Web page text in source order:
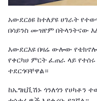
አውደርዕዩ ከተለያዩ ሀገራት
በሳይንስ ሙዝየም በትላንትናው
እውደርእዩ በዛሬ ውሎው
የቀርካሀ ምርት ፈጠራ ላይ
ተደርጎባቸዋል።
ከኤግዚቪሽኑ ጎንለጎን የሀካቶን